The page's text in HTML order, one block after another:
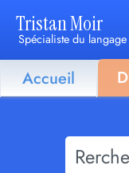
Tristan Moir
Spécialiste du
Accueil